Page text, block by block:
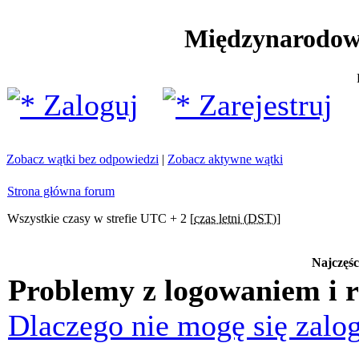
Zaloguj Zarejestruj
Zobacz wątki bez odpowiedzi | Zobacz aktywne wątki
Strona główna forum
Wszystkie czasy w strefie UTC + 2 [czas letni (DST)]
Problemy z logowaniem i
Dlaczego nie mogę się